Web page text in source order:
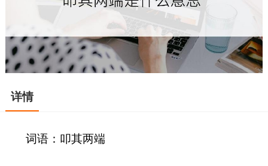
详情
词语：叩其两端